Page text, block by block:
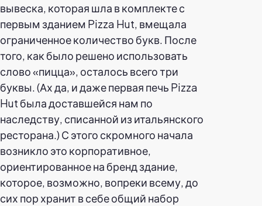
вывеска, которая шла в комплекте с
первым зданием Pizza Hut, вмещала
ограниченное количество букв. После
того, как было решено использовать
слово «пицца», осталось всего три
буквы. (Ах да, и даже первая печь Pizza
Hut была доставшейся нам по
наследству, списанной из итальянского
ресторана.) С этого скромного начала
возникло это корпоративное,
ориентированное на бренд здание,
которое, возможно, вопреки всему, до
сих пор хранит в себе общий набор